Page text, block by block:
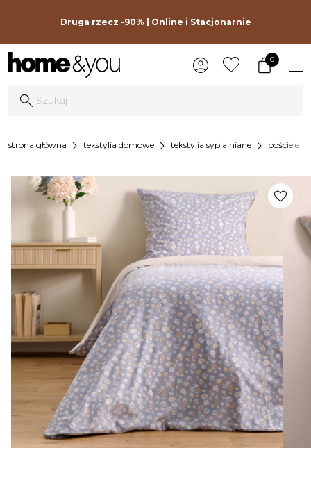
Druga rzecz -90% | Online i Stacjonarnie
0
strona główna chevron_right tekstylia domowe chevron_right tekstylia sypialniane chevron_right pościele
favorite